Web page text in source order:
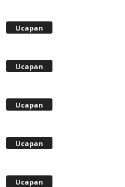
Ucapan
Ucapan
Ucapan
Ucapan
Ucapan